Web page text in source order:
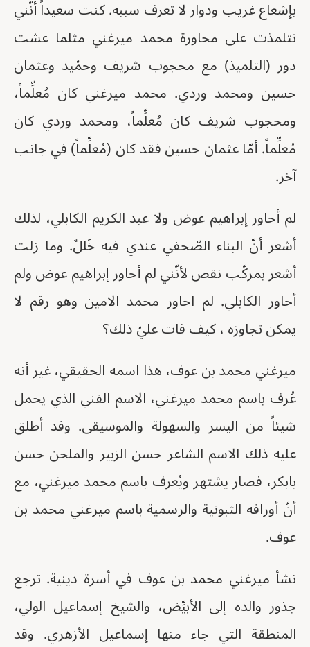
بإشعاع غريب ودوار لا تعرف سببه. كنت سعيداً أنّني
تتلمذت على محاورة محمد ميرغني مثلما عشت
دور (التلميذ) مع محجوب شريف وحمّيد وعثمان
حسين ومحمد وردي. محمد ميرغني كان مُعلِّماً،
ومحجوب شريف كان مُعلِّماً، ومحمد وردي كان
مُعلِّماً. أمّا عثمان حسين فقد كان (مُعلِّماً) في جانب
آخر.
لم أحاور إبراهيم عوض ولا عبد الكريم الكابلي، لذلك
أشعر أنّ البناء الصّحفي عندي فيه خَللٌ. وما زلت
أشعر بمركّب نقص لأنّني لم أحاور إبراهيم عوض ولم
أحاور الكابلي. لم احاور محمد الامين وهو رقم لا
يمكن تجاوزه ، كيف فات عليّ ذلك؟
ميرغني محمد بن عوف، هذا اسمه الحقيقي، غير أنه
عُرف باسم محمد ميرغني، الاسم الفني الذي يحمل
شيئاً من اليسر والسهولة والموسيقى. وقد أطلق
عليه ذلك الاسم الشاعر حسن الزبير والملحن حسن
بابكر، فصار يشتهر ويُعرف باسم محمد ميرغني، مع
أنّ أوراقه الثبوتية والرسمية باسم ميرغني محمد بن
عوف.
نشأ ميرغني محمد بن عوف في أسرة دينية. ترجع
جذور والده إلى الأبيِّض، والشيخ إسماعيل الولي،
المنطقة التي جاء منها إسماعيل الأزهري. وقد